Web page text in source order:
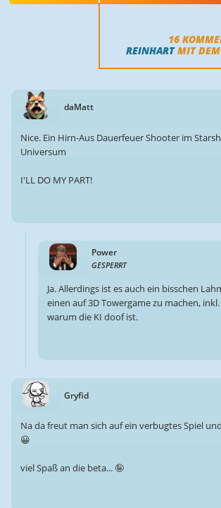
16
REINHARTMIT DEM
daMatt
Nice. Ein Hirn-Aus Dauerfeuer Shooter im
Universum
I'LL DO MY PART!
Power
GESPERRT
Ja. Allerdings ist es auch ein bisschen
einen auf 3D Towergame zu machen,
warum die KI doof ist.
Gryfid
Na da freut man sich auf ein verbugtes Spiel
😀
viel Spaß an die beta... 🤪